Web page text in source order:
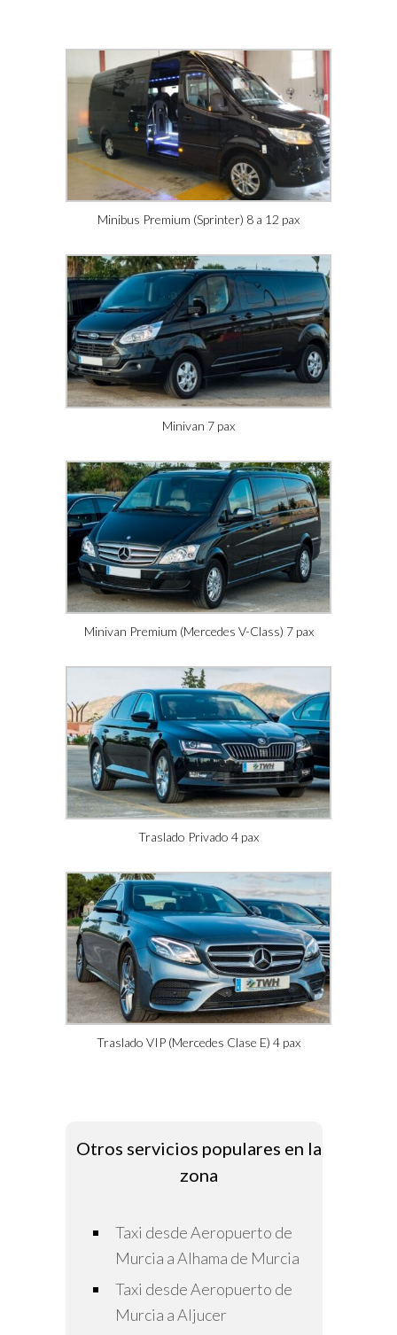
Minibus Premium (Sprinter) 8 a 12 pax
Minivan 7 pax
Minivan Premium (Mercedes V-Class) 7 pax
Traslado Privado 4 pax
Traslado VIP (Mercedes Clase E) 4 pax
Otros servicios populares en la
zona
Taxi desde Aeropuerto de
Murcia a Alhama de Murcia
Taxi desde Aeropuerto de
Murcia a Aljucer